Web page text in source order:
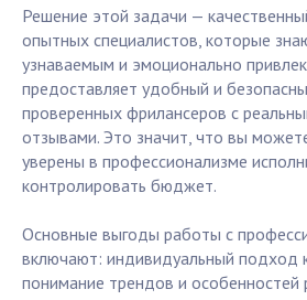
Решение этой задачи —
опытных специалистов, которые
узнаваемым и эмоционально
предоставляет удобный и
проверенных фрилансеров с
отзывами. Это значит, что вы
уверены в профессионализме
контролировать бюджет.
Основные выгоды работы с
включают: индивидуальный подход
понимание трендов и особенностей